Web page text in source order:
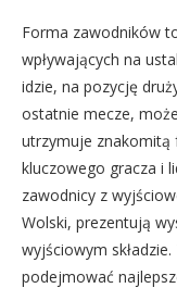
Forma zawodników
wpływających na
idzie, na pozycję
ostatnie mecze,
utrzymuje
kluczowego gracza i
zawodnicy z
Wolski, prezentują
wyjściowym
podejmować